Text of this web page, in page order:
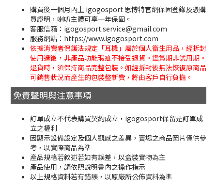
購買後一個月內上 igogosport 思博特官網保固登錄及憑購
買證明，喇叭主體可享一年保固。
客服信箱：igogosport.service@gmail.com
服務網站：https://www.igogosport.com
依據消費者保護法規定「耳機」屬於個人衛生用品，經拆封
使用過後，非產品功能瑕疵不接受退貨。鑑賞期非試用期。
退貨時，須保持商品完整包裝。如經拆封後無法恢復原商品
可銷售狀況而產生的包裝整新費，將由客戶自行負擔。
免責聲明與注意事項
訂單成立不代表購買契約成立，igogosport保留是訂單成
立之權利
因顯示設備設定及個人觀感之差異，賣場之商品圖片僅供參
考，以實際商品為準
產品規格若敘述若如有誤差，以盒裝實物為主
產品使用，請依照說明書內之操作指示
以上規格資料若有錯誤，以原廠所公佈資料為準